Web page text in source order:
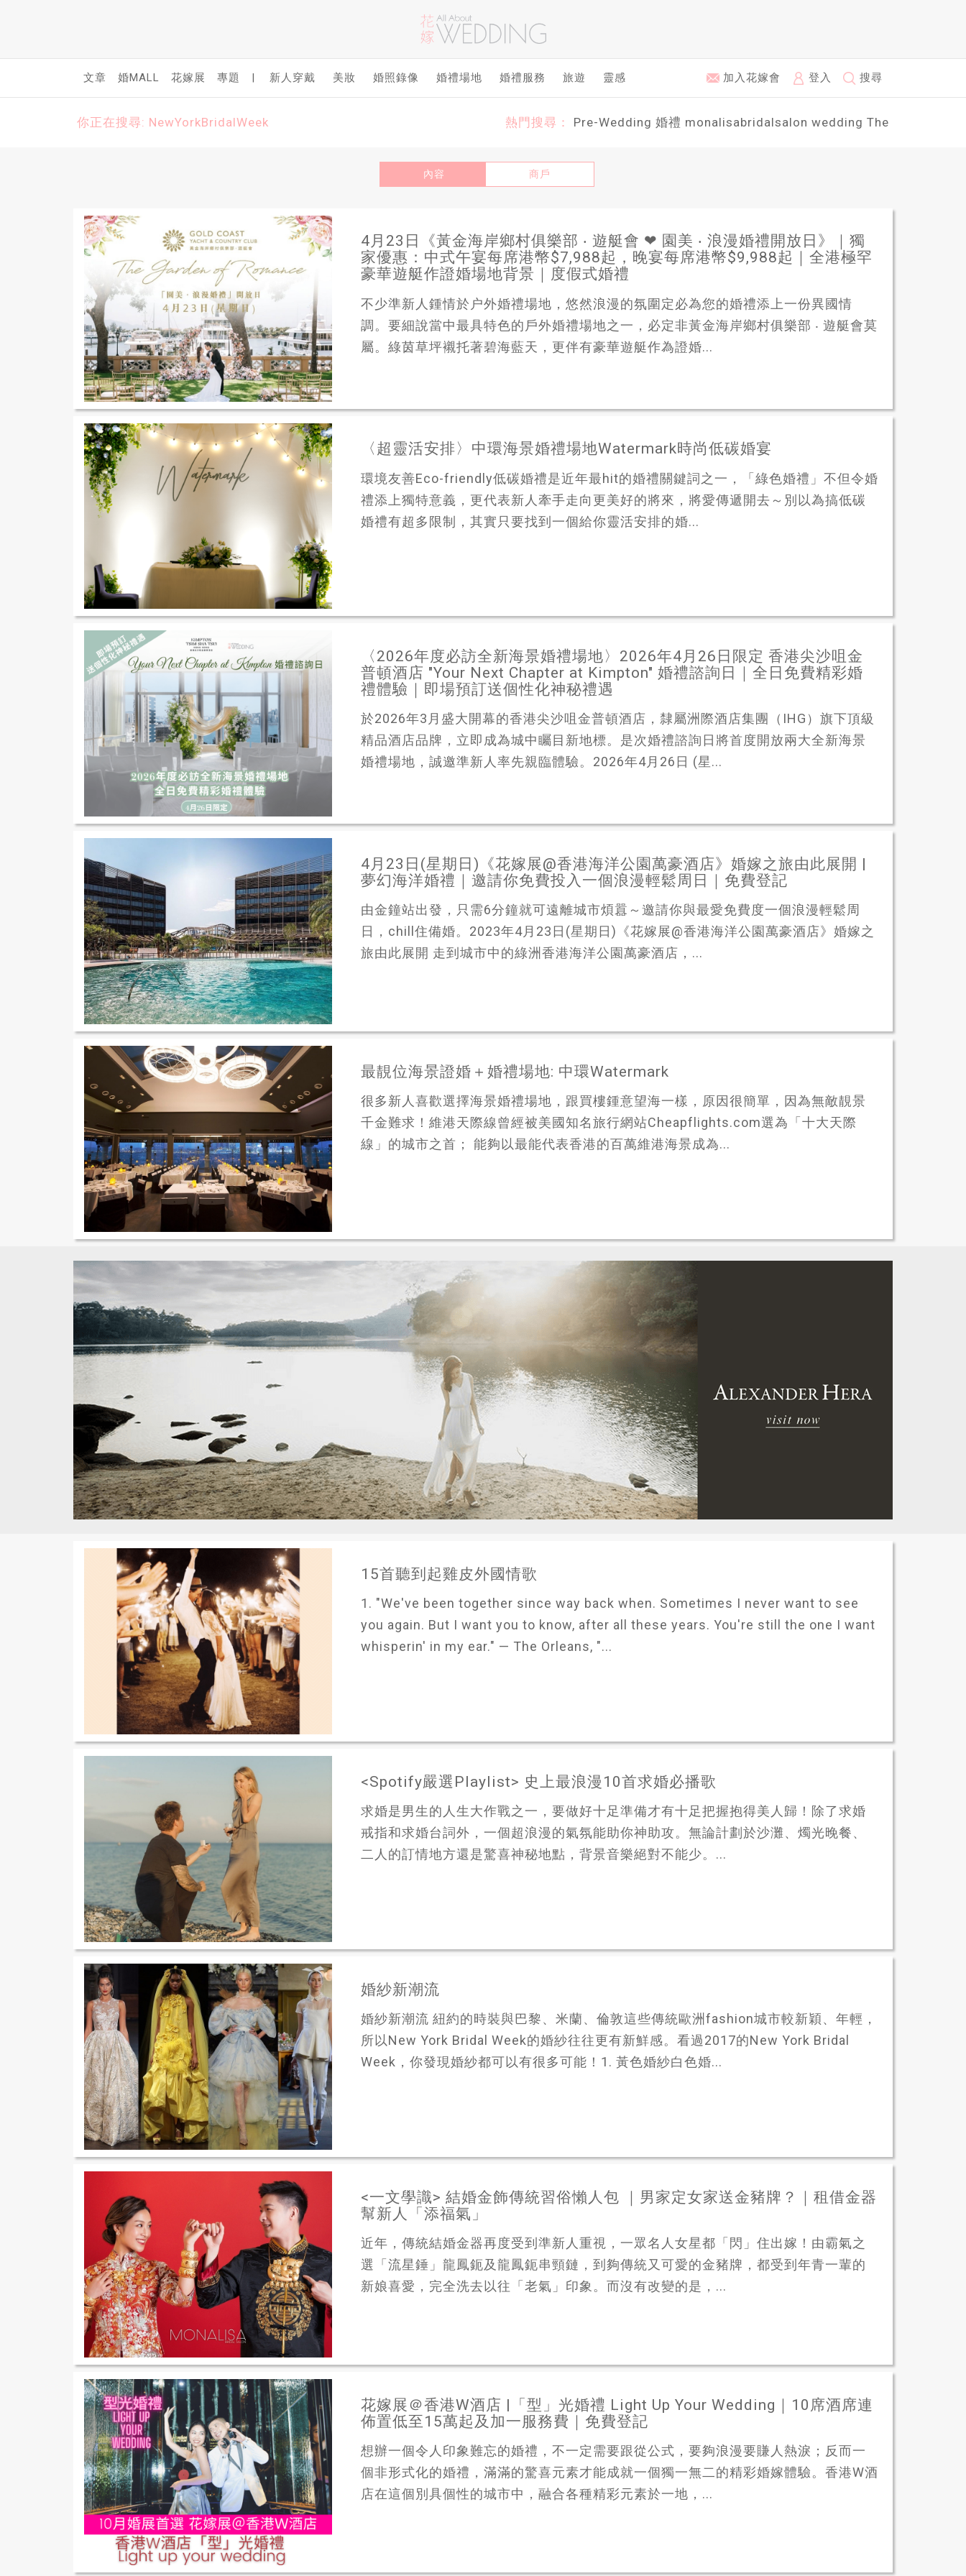
文章 婚MALL 花嫁展 專題 | 新人穿戴 美妝 婚照錄像 婚禮場地 婚禮服務 旅遊 靈感 加入花嫁會 登入 搜尋
你正在搜尋: NewYorkBridalWeek 熱門搜尋： Pre-Wedding 婚禮 monalisabridalsalon wedding The
內容 商戶
4月23日《黃金海岸鄉村俱樂部 ‧ 遊艇會 ❤ 園美 ‧ 浪漫婚禮開放日》｜獨
家優惠：中式午宴每席港幣$7,988起，晚宴每席港幣$9,988起｜全港極罕
豪華遊艇作證婚場地背景｜度假式婚禮
不少準新人鍾情於户外婚禮場地，悠然浪漫的氛圍定必為您的婚禮添上一份異國情
調。要細說當中最具特色的戶外婚禮場地之一，必定非黃金海岸鄉村俱樂部 ‧ 遊艇會莫
屬。綠茵草坪襯托著碧海藍天，更伴有豪華遊艇作為證婚...
〈超靈活安排〉中環海景婚禮場地Watermark時尚低碳婚宴
環境友善Eco-friendly低碳婚禮是近年最hit的婚禮關鍵詞之一，「綠色婚禮」不但令婚
禮添上獨特意義，更代表新人牽手走向更美好的將來，將愛傳遞開去～別以為搞低碳
婚禮有超多限制，其實只要找到一個給你靈活安排的婚...
〈2026年度必訪全新海景婚禮場地〉2026年4月26日限定 香港尖沙咀金
普頓酒店 "Your Next Chapter at Kimpton" 婚禮諮詢日｜全日免費精彩婚
禮體驗｜即場預訂送個性化神秘禮遇
於2026年3月盛大開幕的香港尖沙咀金普頓酒店，隸屬洲際酒店集團（IHG）旗下頂級
精品酒店品牌，立即成為城中矚目新地標。是次婚禮諮詢日將首度開放兩大全新海景
婚禮場地，誠邀準新人率先親臨體驗。2026年4月26日 (星...
4月23日(星期日)《花嫁展@香港海洋公園萬豪酒店》婚嫁之旅由此展開 |
夢幻海洋婚禮｜邀請你免費投入一個浪漫輕鬆周日｜免費登記
由金鐘站出發，只需6分鐘就可遠離城市煩囂～邀請你與最愛免費度一個浪漫輕鬆周
日，chill住備婚。2023年4月23日(星期日)《花嫁展@香港海洋公園萬豪酒店》婚嫁之
旅由此展開 走到城市中的綠洲香港海洋公園萬豪酒店，...
最靚位海景證婚＋婚禮場地: 中環Watermark
很多新人喜歡選擇海景婚禮場地，跟買樓鍾意望海一樣，原因很簡單，因為無敵靚景
千金難求！維港天際線曾經被美國知名旅行網站Cheapflights.com選為「十大天際
線」的城市之首； 能夠以最能代表香港的百萬維港海景成為...
15首聽到起雞皮外國情歌
1. "We've been together since way back when. Sometimes I never want to see
you again. But I want you to know, after all these years. You're still the one I want
whisperin' in my ear." — The Orleans, "...
<Spotify嚴選Playlist> 史上最浪漫10首求婚必播歌
求婚是男生的人生大作戰之一，要做好十足準備才有十足把握抱得美人歸！除了求婚
戒指和求婚台詞外，一個超浪漫的氣氛能助你神助攻。無論計劃於沙灘、燭光晚餐、
二人的訂情地方還是驚喜神秘地點，背景音樂絕對不能少。...
婚紗新潮流
婚紗新潮流 紐約的時裝與巴黎、米蘭、倫敦這些傳統歐洲fashion城市較新穎、年輕，
所以New York Bridal Week的婚紗往往更有新鮮感。看過2017的New York Bridal
Week，你發現婚紗都可以有很多可能！1. 黃色婚紗白色婚...
<一文學識> 結婚金飾傳統習俗懶人包 ｜男家定女家送金豬牌？｜租借金器
幫新人「添福氣」
近年，傳統結婚金器再度受到準新人重視，一眾名人女星都「閃」住出嫁！由霸氣之
選「流星錘」龍鳳鈪及龍鳳鈪串頸鏈，到夠傳統又可愛的金豬牌，都受到年青一輩的
新娘喜愛，完全洗去以往「老氣」印象。而沒有改變的是，...
花嫁展＠香港W酒店 |「型」光婚禮 Light Up Your Wedding｜10席酒席連
佈置低至15萬起及加一服務費｜免費登記
想辦一個令人印象難忘的婚禮，不一定需要跟從公式，要夠浪漫要賺人熱淚；反而一
個非形式化的婚禮，滿滿的驚喜元素才能成就一個獨一無二的精彩婚嫁體驗。香港W酒
店在這個別具個性的城市中，融合各種精彩元素於一地，...